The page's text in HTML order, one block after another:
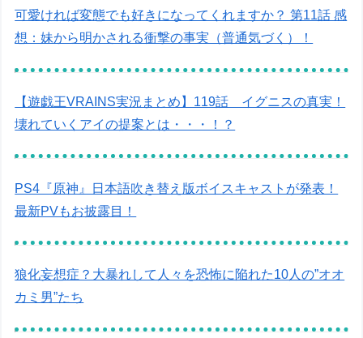
可愛ければ変態でも好きになってくれますか？ 第11話 感
想：妹から明かされる衝撃の事実（普通気づく）！
【遊戯王VRAINS実況まとめ】119話 イグニスの真実！
壊れていくアイの提案とは・・・！？
PS4『原神』日本語吹き替え版ボイスキャストが発表！
最新PVもお披露目！
狼化妄想症？大暴れして人々を恐怖に陥れた10人の”オオ
カミ男”たち